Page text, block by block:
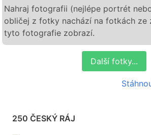
Nahraj fotografii (nejlépe portrét
obličej z fotky nachází na fotkách ze
tyto fotografie zobrazí.
Další fotky...
250 ČESKÝ RÁJ